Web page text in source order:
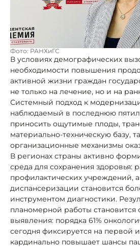
Фото: РАНХиГС
В условиях демографических
необходимости повышения
активной жизни граждан
не только на лечение, но и на
Системный подход к
наблюдаемый в последнюю
приносить ощутимые плоды,
материально-техническую базу,
организационные механизмы
В регионах страны активно
среда для сохранения здоровья:
профилактических учреждений,
диспансеризации становится
инструментом диагностики.
планомерной работы становится
выявления: порядка 61%
сегодня фиксируется на первой
кардинально повышает шансы